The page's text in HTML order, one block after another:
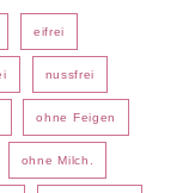
eifrei
nussfrei
ohne Feigen
ohne Milch.